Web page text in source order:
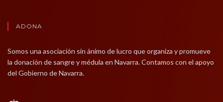
ADONA
Somos una asociación sin ánimo de lucro que organiza y promueve
la donación de sangre y médula en Navarra. Contamos con el apoyo
del Gobierno de Navarra.